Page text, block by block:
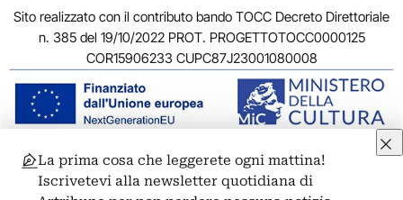
Sito realizzato con il contributo bando TOCC Decreto Direttoriale
n. 385 del 19/10/2022 PROT. PROGETTOTOCC0000125
COR15906233 CUPC87J23001080008
© 2011-2026 ARTRIBUNE srl – Corso Vittorio Emanuele II, 287 –
00186 Roma - P.I. 11381581005
La prima cosa che leggerete ogni mattina!
Iscrivetevi alla newsletter quotidiana di